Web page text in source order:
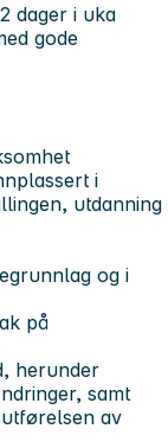
dager i uka
gode
i
utdanning
og i
på
herunder
samt
av